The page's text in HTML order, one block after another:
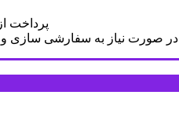
پرداخت
در صورت نیاز به سفارشی سازی و